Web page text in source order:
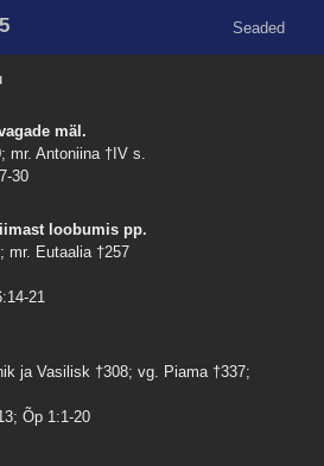
Seaded
mäl.
mr. Antoniina †IV s.
30
loobumis pp.
mr. Eutaalia †257
21
ja Vasilisk †308; vg. Piama †337;
Õp 1:1-20